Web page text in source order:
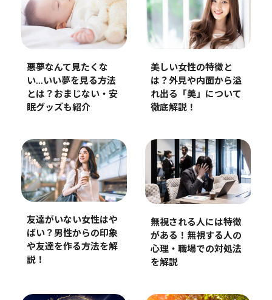
悪夢なんて見たくな
い…いい夢を見る方法
とは？おまじない・安
眠グッズも紹介
美しい女性の特徴と
は？外見や内面から溢
れ出る「美」について
徹底解説！
友達がいない女性はや
ばい？男性からの印象
や友達を作る方法を解
説！
無視される人には特徴
がある！無視する人の
心理・職場での対処法
を解説